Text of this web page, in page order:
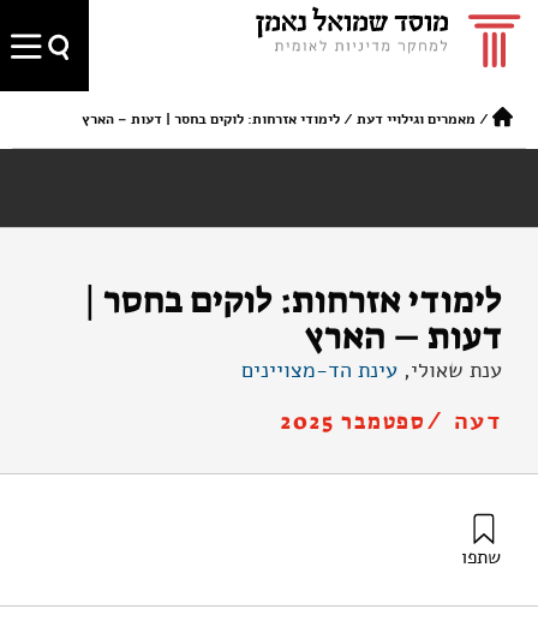
/ מאמרים וגילויי דעת /לימודי אזרחות: לוקים בחסר | דעות – הארץ
לימודי אזרחות: לוקים בחסר |
דעות – הארץ
ענת שאולי, עינת הד-מצויינים
דעה /ספטמבר 2025
שתפו